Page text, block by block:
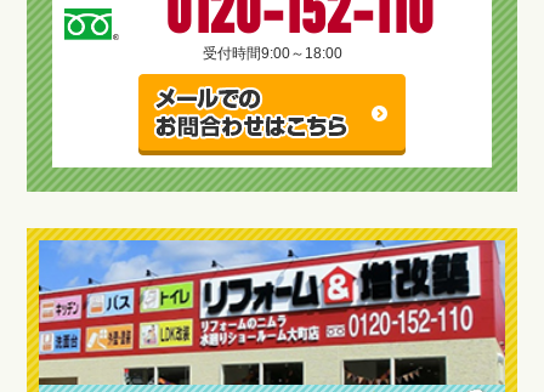
0120-152-110
受付時間9:00～18:00